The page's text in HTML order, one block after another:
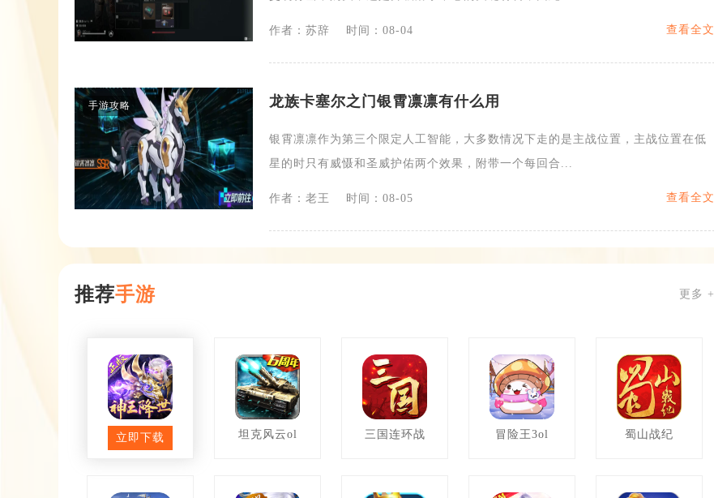
作者：苏辞 时间：08-04 查看全文
手游攻略 龙族卡塞尔之门银霄凛凛有什么用
银霄凛凛作为第三个限定人工智能，大多数情况下走的是主战位置，主战位置在低
星的时只有威慑和圣威护佑两个效果，附带一个每回合...
作者：老王 时间：08-05 查看全文
推荐手游 更多 +
太古神王
立即下载 坦克风云ol 三国连环战 冒险王3ol 蜀山战纪